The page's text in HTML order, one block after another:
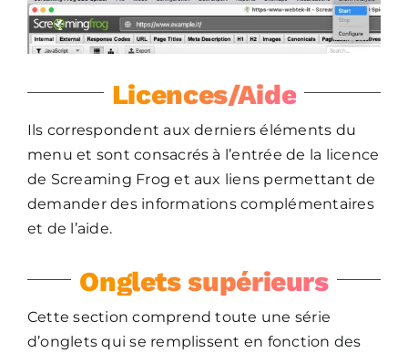
Licences/Aide
Ils correspondent aux derniers éléments du
menu et sont consacrés à l’entrée de la licence
de Screaming Frog et aux liens permettant de
demander des informations complémentaires
et de l’aide.
Onglets supérieurs
Cette section comprend toute une série
d’onglets qui se remplissent en fonction des